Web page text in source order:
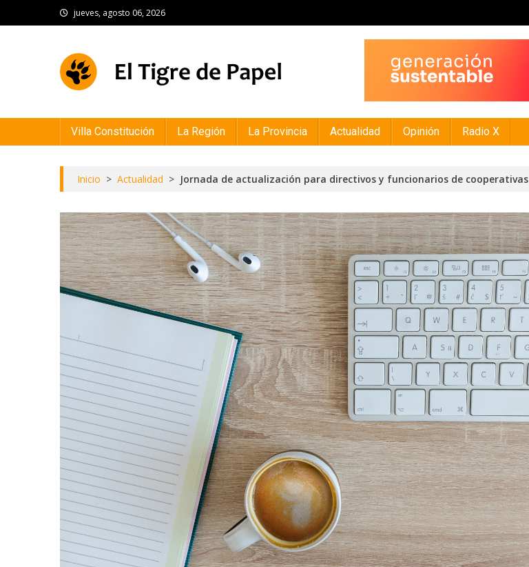
to
jueves, agosto 06, 2026
Villa Constitución La Región La Provincia Actualidad Opinión Radio X
Inicio > Actualidad > Jornada de actualización para directivos y funcionarios de cooperativas